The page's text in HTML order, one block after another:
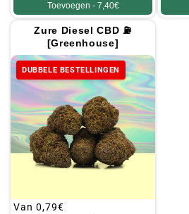
Toevoegen - 7,40€
Zure Diesel CBD ⛽
[Greenhouse]
DUBBELE BESTELLINGEN
Gebruikelijke
Van 0,79€